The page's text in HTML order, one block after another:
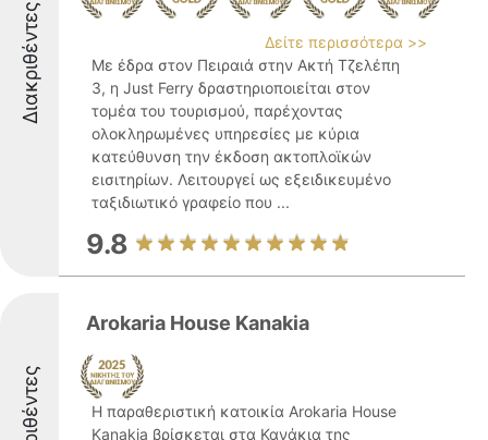
Διακριθέντες
Δείτε περισσότερα >>
Με έδρα στον Πειραιά στην Ακτή Τζελέπη
3, η Just Ferry δραστηριοποιείται στον
τομέα του τουρισμού, παρέχοντας
ολοκληρωμένες υπηρεσίες με κύρια
κατεύθυνση την έκδοση ακτοπλοϊκών
εισιτηρίων. Λειτουργεί ως εξειδικευμένο
ταξιδιωτικό γραφείο που ...
9.8
Arokaria House Kanakia
Η παραθεριστική κατοικία Arokaria House
Kanakia βρίσκεται στα Κανάκια της